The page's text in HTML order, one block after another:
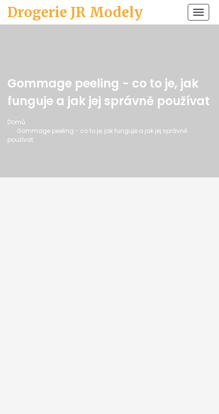
Drogerie JR Modely
Gommage peeling - co to je, jak
funguje a jak jej správně používat
Domů
Gommage peeling - co to je, jak funguje a jak jej správně
používat